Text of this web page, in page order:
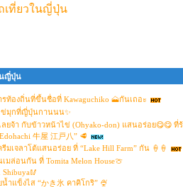
เที่ยวในญี่ปุ่น
นญี่ปุ่น
ท้องถิ่นที่ขึ้นชื่อที่ Kawaguchiko 🗻กันเถอะ
ข่มุกที่ญี่ปุ่นกานนน✨
ยจ้า กับข้าวหน้าไข่ (Ohyako-don) แสนอร่อย😋😋 ที่ร้
牛屋 江戸八” 🥩
มเจลาโต้แสนอร่อย ที่ “Lake Hill Farm” กัน 🍦🍦
มล่อนกัน ที่ Tomita Melon House🍈
Shibuya🥢
ำแข็งไส “かき氷 คาคิโกริ” 🍨